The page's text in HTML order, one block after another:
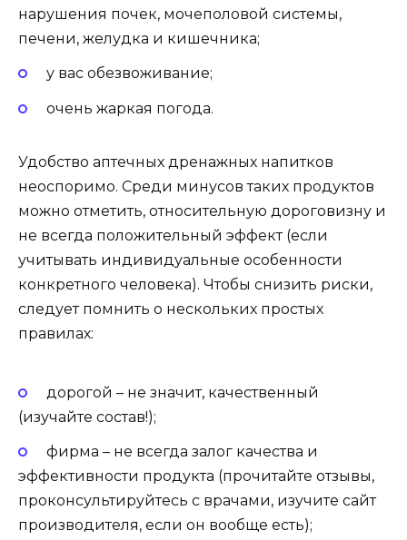
нарушения почек, мочеполовой системы,
печени, желудка и кишечника;
у вас обезвоживание;
очень жаркая погода.
Удобство аптечных дренажных напитков
неоспоримо. Среди минусов таких продуктов
можно отметить, относительную дороговизну и
не всегда положительный эффект (если
учитывать индивидуальные особенности
конкретного человека). Чтобы снизить риски,
следует помнить о нескольких простых
правилах:
дорогой – не значит, качественный
(изучайте состав!);
фирма – не всегда залог качества и
эффективности продукта (прочитайте отзывы,
проконсультируйтесь с врачами, изучите сайт
производителя, если он вообще есть);